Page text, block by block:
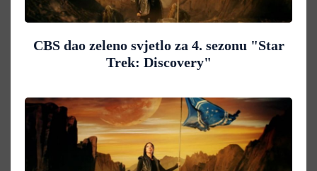
CBS dao zeleno svjetlo za 4. sezonu "Star
Trek: Discovery"